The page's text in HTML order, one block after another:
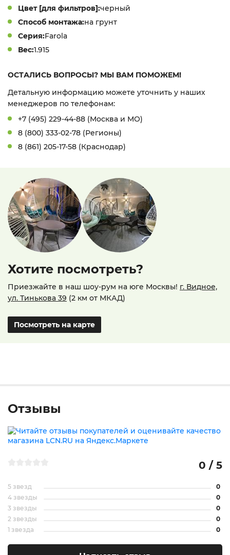
Цвет [для фильтров]:черный
Способ монтажа:на грунт
Серия:Farola
Вес:1.915
ОСТАЛИСЬ ВОПРОСЫ? МЫ ВАМ ПОМОЖЕМ!
Детальную информацию можете уточнить у наших
менеджеров по телефонам:
+7 (495) 229-44-88 (Москва и МО)
8 (800) 333-02-78 (Регионы)
8 (861) 205-17-58 (Краснодар)
Хотите посмотреть?
Приезжайте в наш шоу-рум на юге Москвы! г. Видное,
ул. Тинькова 39 (2 км от МКАД)
Посмотреть на карте
Отзывы
0 / 5
5 звезд
0
4 звезды
0
3 звезды
0
2 звезды
0
1 звезда
0